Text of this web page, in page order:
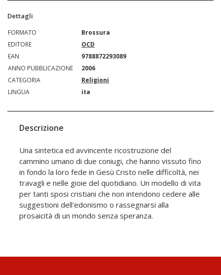
Dettagli
FORMATO
Brossura
EDITORE
OCD
EAN
9788872293089
ANNO PUBBLICAZIONE
2006
CATEGORIA
Religioni
LINGUA
ita
Descrizione
Una sintetica ed avvincente ricostruzione del
cammino umano di due coniugi, che hanno vissuto fino
in fondo la loro fede in Gesù Cristo nelle difficoltà, nei
travagli e nelle gioie del quotidiano. Un modello di vita
per tanti sposi cristiani che non intendono cedere alle
suggestioni dell'edonismo o rassegnarsi alla
prosaicità di un mondo senza speranza.